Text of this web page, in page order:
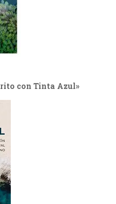
con Tinta Azul»